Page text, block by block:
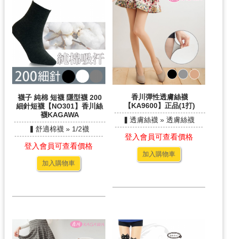
襪子 純棉 短襪 隱型襪 200
細針短襪【NO301】香川絲
襪KAGAWA
▍舒適棉襪 » 1/2襪
登入會員可查看價格
加入購物車
香川彈性透膚絲襪
【KA9600】正品(1打)
▍透膚絲襪 » 透膚絲襪
登入會員可查看價格
加入購物車